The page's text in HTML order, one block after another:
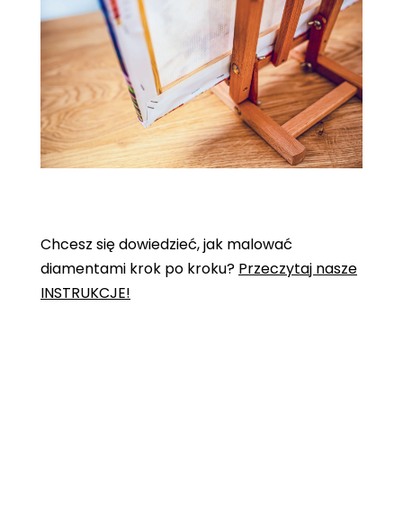
Chcesz się dowiedzieć, jak malować
diamentami krok po kroku? Przeczytaj nasze
INSTRUKCJE!